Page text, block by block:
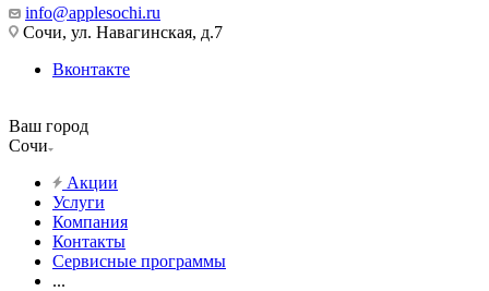
info@applesochi.ru
Сочи, ул. Навагинская, д.7
Вконтакте
Ваш город
Сочи
Акции
Услуги
Компания
Контакты
Сервисные программы
...